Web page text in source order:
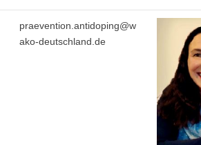
praevention.antidoping@w
ako-deutschland.de